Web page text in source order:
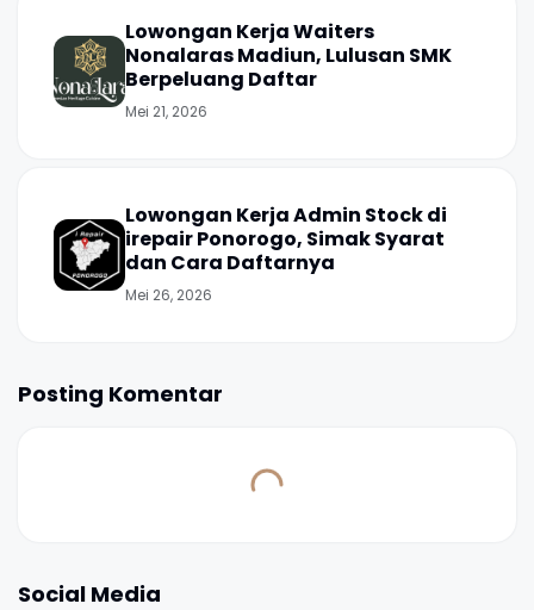
Lowongan Kerja Waiters
Nonalaras Madiun, Lulusan SMK
Berpeluang Daftar
Mei 21, 2026
Lowongan Kerja Admin Stock di
irepair Ponorogo, Simak Syarat
dan Cara Daftarnya
Mei 26, 2026
Posting Komentar
Social Media